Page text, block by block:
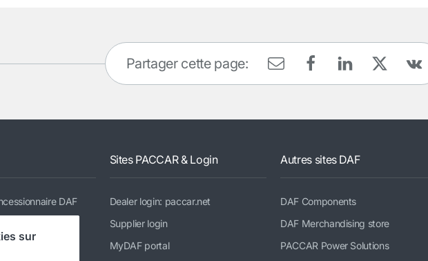
Partager cette page:
DAF
Sites PACCAR & Login
Dealer login: paccar.net
Supplier login
MyDAF portal
Autres sites DAF
DAF Components
DAF Merchandising store
PACCAR Power Solutions
sur